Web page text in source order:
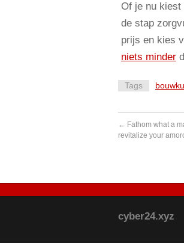
Of je nu kiest
de stap
prijs en kies
niets minder
Tags
← Fathom what a
revitalize your
cyber24.xyz